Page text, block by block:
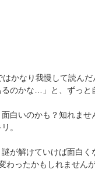
かなり我慢して読ん
のかな…」と、ずっと
白いのかも？知れま
。
が解けていけば面白
わったかもしれませ